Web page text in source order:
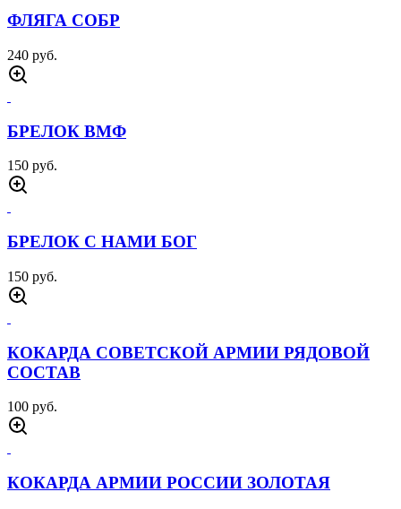
ФЛЯГА СОБР
240 руб.
БРЕЛОК ВМФ
150 руб.
БРЕЛОК С НАМИ БОГ
150 руб.
КОКАРДА СОВЕТСКОЙ АРМИИ РЯДОВОЙ
СОСТАВ
100 руб.
КОКАРДА АРМИИ РОССИИ ЗОЛОТАЯ